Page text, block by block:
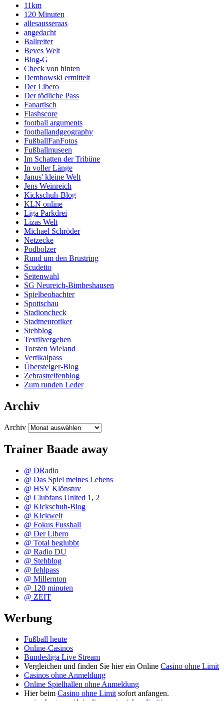
11km
120 Minuten
allesausseraas
angedacht
Ballreiter
Beves Welt
Blog-G
Check von hinten
Dembowski ermittelt
Der Libero
Der tödliche Pass
Fanartisch
Flashscore
football arguments
footballandgeography
FußballFanFotos
Fußballmuseen
Im Schatten der Tribüne
In voller Länge
Janus' kleine Welt
Jens Weinreich
Kickschuh-Blog
KLN online
Liga Parkdrei
Lizas Welt
Michael Schröder
Netzecke
Podbolzer
Rund um den Brustring
Scudetto
Seitenwahl
SG Neureich-Bimbeshausen
Spielbeobachter
Spottschau
Stadioncheck
Stadtneurotiker
Stehblog
Textilvergehen
Torsten Wieland
Vertikalpass
Übersteiger-Blog
Zebrastreifenblog
Zum runden Leder
Archiv
Archiv
Trainer Baade away
@ DRadio
@ Das Spiel meines Lebens
@ HSV Klönstuv
@ Clubfans United 1 , 2
@ Kickschuh-Blog
@ Kickwelt
@ Fokus Fussball
@ Der Libero
@ Total beglubbt
@ Radio DU
@ Stehblog
@ fehlpass
@ Millernton
@ 120 minuten
@ ZEIT
Werbung
Fußball heute
Online-Casinos
Bundesliga Live Stream
Vergleichen und finden Sie hier ein Online Casino ohne Limit
Casinos ohne Anmeldung
Online Spielhallen ohne Anmeldung
Hier beim Casino ohne Limitsofort anfangen.